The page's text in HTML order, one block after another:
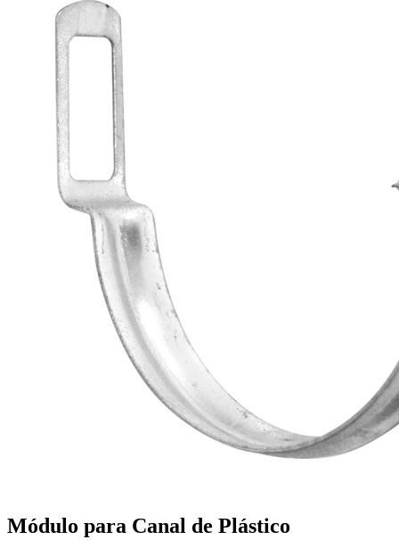
Módulo para Canal de Plástico